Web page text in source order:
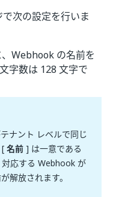
で次の設定を行いま
Webhook の名前を
字数は 128 文字で
ナント レベルで同じ
[名前] は一意である
応する Webhook が
解放されます。